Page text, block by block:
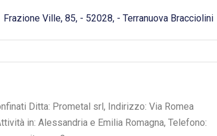
Frazione Ville, 85, - 52028, - Terranuova Bracciolini
Ditta: Prometal srl, Indirizzo: Via Romea
in: Alessandria e Emilia Romagna, Telefono: